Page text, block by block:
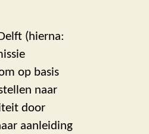
(hierna:
op basis
naar
door
aanleiding